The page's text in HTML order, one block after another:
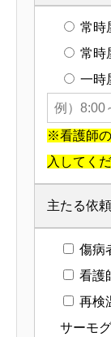
常時
常時
一時
※看護師
入してく
主たる依
傷病
看護
再検
サーモ